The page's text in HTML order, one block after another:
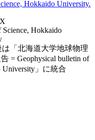
Hokkaido University.
Science, Hokkaido
は「北海道大学地球物理
= Geophysical bulletin of
University」に統合